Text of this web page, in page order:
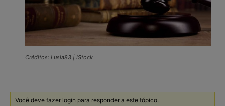
Créditos: Lusia83 | iStock
Você deve fazer login para responder a este tópico.